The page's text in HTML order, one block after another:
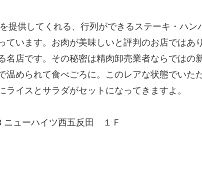
提供してくれる、行列ができるステーキ・ハ
ています。お肉が美味しいと評判のお店ではあ
名店です。その秘密は精肉卸売業者ならでは
温められて食べごろに。このレアな状態でい
イスとサラダがセットになってきますよ。
ニューハイツ西五反田 １Ｆ